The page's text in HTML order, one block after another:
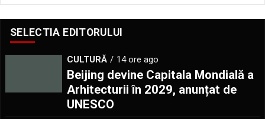
SELECTIA EDITORULUI
CULTURĂ 14 ore ago
Beijing devine Capitala Mondială a
Arhitecturii în 2029, anunțat de
UNESCO